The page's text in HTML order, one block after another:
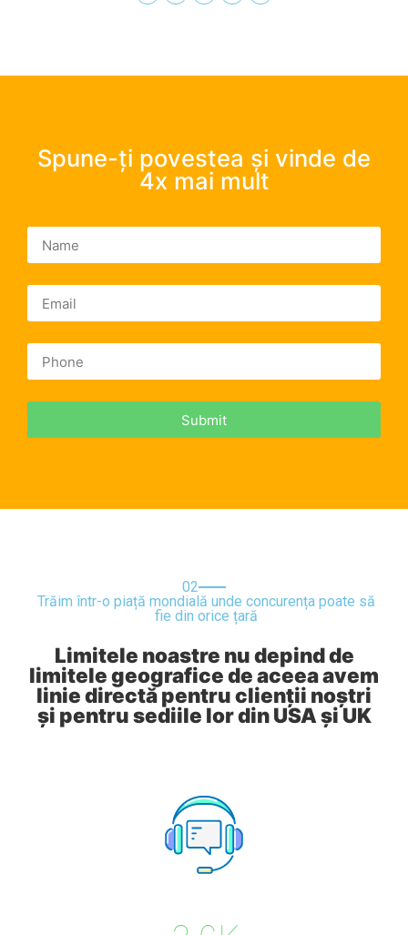
Spune-ți povestea și vinde de
4x mai mult
Submit
02
Trăim într-o piață mondială unde concurența poate să
fie din orice țară
Limitele noastre nu depind de
limitele geografice de aceea avem
linie directă pentru clienții noștri
și pentru sediile lor din USA și UK